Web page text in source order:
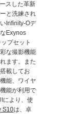
スした革新
と洗練され
Infinity-Oデ
Exynos
プセット
な撮影機能
ます。また
載してお
能、ワイヤ
能が利用で
により、使
S10は、卓